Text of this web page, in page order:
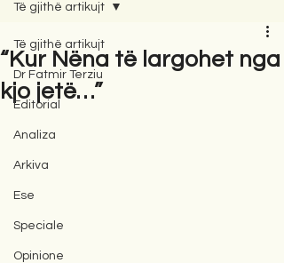
Të gjithë artikujt
Dr Fatmir Terziu
Editorial
Analiza
Arkiva
Ese
Speciale
Opinione
Të gjithë artikujt
“Kur Nëna të largohet nga
kjo jetë…”